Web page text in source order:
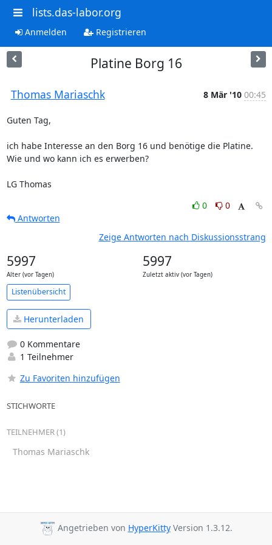
lists.das-labor.org
Anmelden Registrieren
Platine Borg 16
Thomas Mariaschk 8 Mär '10 00:45
Guten Tag,
ich habe Interesse an den Borg 16 und benötige die Platine.
Wie und wo kann ich es erwerben?
LG Thomas
0
0
Antworten
Zeige Antworten nach Diskussionsstrang
5997
Alter (vor Tagen)
5997
Zuletzt aktiv (vor Tagen)
Listenübersicht
Herunterladen
0 Kommentare
1 Teilnehmer
Zu Favoriten hinzufügen
STICHWORTE
TEILNEHMER (1)
Thomas Mariaschk
Angetrieben von HyperKittyVersion 1.3.12.